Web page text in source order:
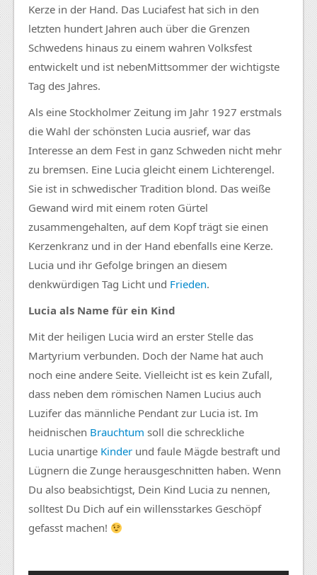
Kerze in der Hand. Das Luciafest hat sich in den
letzten hundert Jahren auch über die Grenzen
Schwedens hinaus zu einem wahren Volksfest
entwickelt und ist nebenMittsommer der wichtigste
Tag des Jahres.
Als eine Stockholmer Zeitung im Jahr 1927 erstmals
die Wahl der schönsten Lucia ausrief, war das
Interesse an dem Fest in ganz Schweden nicht mehr
zu bremsen. Eine Lucia gleicht einem Lichterengel.
Sie ist in schwedischer Tradition blond. Das weiße
Gewand wird mit einem roten Gürtel
zusammengehalten, auf dem Kopf trägt sie einen
Kerzenkranz und in der Hand ebenfalls eine Kerze.
Lucia und ihr Gefolge bringen an diesem
denkwürdigen Tag Licht und Frieden.
Lucia als Name für ein Kind
Mit der heiligen Lucia wird an erster Stelle das
Martyrium verbunden. Doch der Name hat auch
noch eine andere Seite. Vielleicht ist es kein Zufall,
dass neben dem römischen Namen Lucius auch
Luzifer das männliche Pendant zur Lucia ist. Im
heidnischen Brauchtum soll die schreckliche
Lucia unartige Kinder und faule Mägde bestraft und
Lügnern die Zunge herausgeschnitten haben. Wenn
Du also beabsichtigst, Dein Kind Lucia zu nennen,
solltest Du Dich auf ein willensstarkes Geschöpf
gefasst machen!